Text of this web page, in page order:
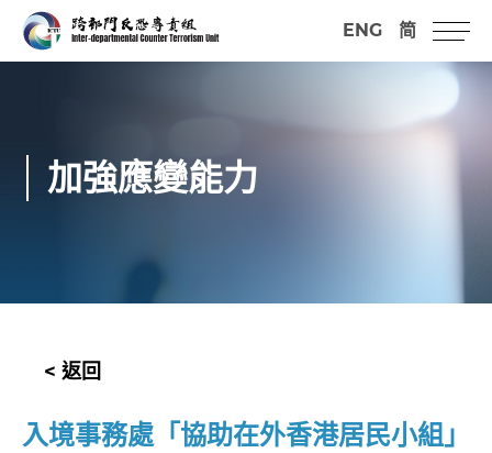
ENG 简
加強應變能力
< 返回
入境事務處「協助在外香港居民小組」